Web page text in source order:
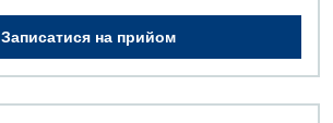
Записатися на прийом